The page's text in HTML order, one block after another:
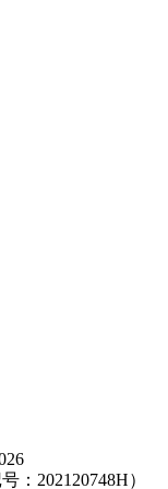
：202120748H）